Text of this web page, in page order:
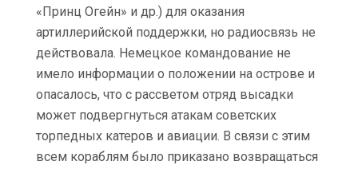
«Принц Огейн» и др.) для оказания
артиллерийской поддержки, но радиосвязь не
действовала. Немецкое командование не
имело информации о положении на острове и
опасалось, что с рассветом отряд высадки
может подвергнуться атакам советских
торпедных катеров и авиации. В связи с этим
всем кораблям было приказано возвращаться